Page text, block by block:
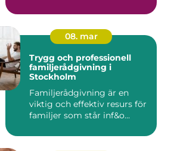
08. mar
Trygg och professionell
familjerådgivning i
Stockholm
Familjerådgivning är en
viktig och effektiv resurs för
familjer som står inf&o...